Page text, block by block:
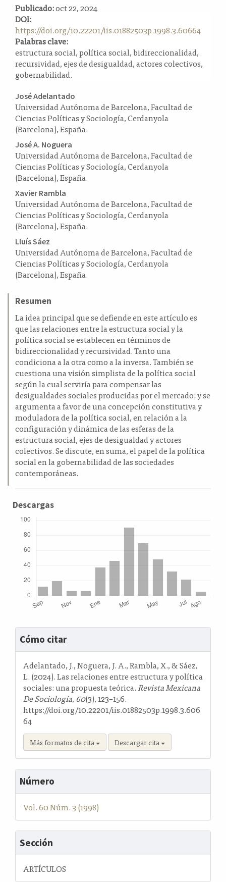
a
l
a
t
e
r
a
Publicado:oct 22, 2024
DOI:
https://doi.org/10.22201/iis.01882503p.1998.3.60664
Palabras clave:
estructura social, política social, bidireccionalidad,
recursividad, ejes de desigualdad, actores colectivos,
gobernabilidad.
Contenido
principal
del
artículo
José Adelantado
Universidad Autónoma de Barcelona, Facultad de
Ciencias Políticas y Sociología, Cerdanyola
(Barcelona), España.
José A. Noguera
Universidad Autónoma de Barcelona, Facultad de
Ciencias Políticas y Sociología, Cerdanyola
(Barcelona), España.
Xavier Rambla
Universidad Autónoma de Barcelona, Facultad de
Ciencias Políticas y Sociología, Cerdanyola
(Barcelona), España.
Lluís Sáez
Universidad Autónoma de Barcelona, Facultad de
Ciencias Políticas y Sociología, Cerdanyola
(Barcelona), España.
Resumen
La idea principal que se defiende en este artículo es
que las relaciones entre la estructura social y la
política social se establecen en términos de
bidireccionalidad y recursividad. Tanto una
condiciona a la otra como a la inversa. También se
cuestiona una visión simplista de la política social
según la cual serviría para compensar las
desigualdades sociales producidas por el mercado; y se
argumenta a favor de una concepción constitutiva y
moduladora de la política social, en relación a la
configuración y dinámica de las esferas de la
estructura social, ejes de desigualdad y actores
colectivos. Se discute, en suma, el papel de la política
social en la gobernabilidad de las sociedades
contemporáneas.
Descargas
Detalles
del
artículo
Cómo citar
Adelantado, J., Noguera, J. A., Rambla, X., & Sáez,
L. (2024). Las relaciones entre estructura y política
sociales: una propuesta teórica.Revista Mexicana
De Sociología, 60(3), 123–156.
https://doi.org/10.22201/iis.01882503p.1998.3.606
64
Más formatos de cita Descargar cita
Número
Vol. 60 Núm. 3 (1998)
Sección
ARTÍCULOS